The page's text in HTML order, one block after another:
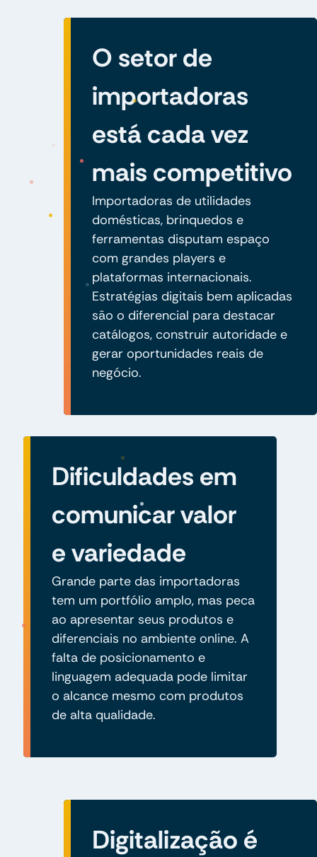
O setor de
importadoras
está cada vez
mais competitivo
Importadoras de utilidades
domésticas, brinquedos e
ferramentas disputam espaço
com grandes players e
plataformas internacionais.
Estratégias digitais bem aplicadas
são o diferencial para destacar
catálogos, construir autoridade e
gerar oportunidades reais de
negócio.
Dificuldades em
comunicar valor
e variedade
Grande parte das importadoras
tem um portfólio amplo, mas peca
ao apresentar seus produtos e
diferenciais no ambiente online. A
falta de posicionamento e
linguagem adequada pode limitar
o alcance mesmo com produtos
de alta qualidade.
Digitalização é